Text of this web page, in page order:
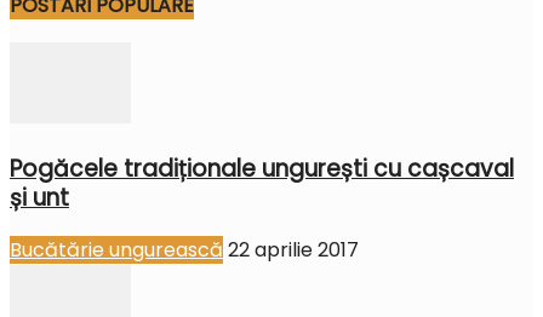
Pogăcele tradiționale ungurești cu cașcaval
și unt
Bucătărie ungurească 22 aprilie 2017